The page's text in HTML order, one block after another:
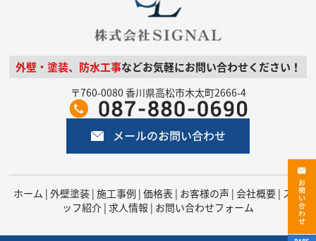
外壁・塗装、防水工事などお気軽にお問い合わせください！
〒760-0080 香川県高松市木太町2666-4
ホーム | 外壁塗装 | 施工事例 | 価格表 | お客様の声 | 会社概要 | スタ
ッフ紹介 | 求人情報 | お問い合わせフォーム